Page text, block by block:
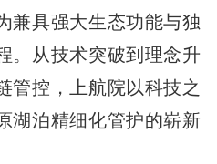
兼具强大生态功能与独
。从技术突破到理念升
管控，上航院以科技之
湖泊精细化管护的崭新